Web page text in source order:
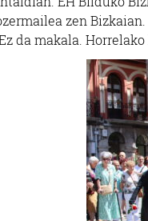
zen
da makala.